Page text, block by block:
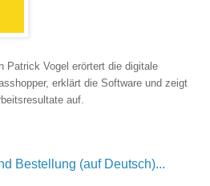
Patrick Vogel erörtert die digitale
erklärt die Software und zeigt
auf.
Bestellung (auf Deutsch)...